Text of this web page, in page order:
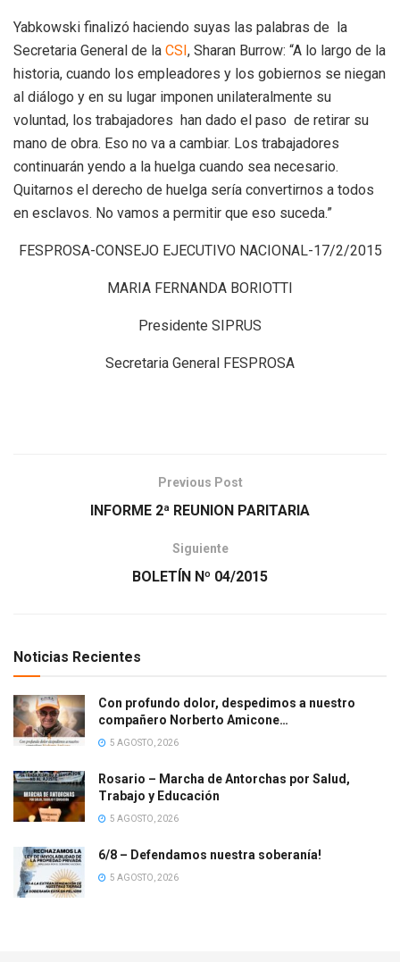
Yabkowski finalizó haciendo suyas las palabras de la
Secretaria General de la CSI, Sharan Burrow: “A lo largo de la
historia, cuando los empleadores y los gobiernos se niegan
al diálogo y en su lugar imponen unilateralmente su
voluntad, los trabajadores han dado el paso de retirar su
mano de obra. Eso no va a cambiar. Los trabajadores
continuarán yendo a la huelga cuando sea necesario.
Quitarnos el derecho de huelga sería convertirnos a todos
en esclavos. No vamos a permitir que eso suceda.”
FESPROSA-CONSEJO EJECUTIVO NACIONAL-17/2/2015
MARIA FERNANDA BORIOTTI
Presidente SIPRUS
Secretaria General FESPROSA
Previous Post
INFORME 2ª REUNION PARITARIA
Siguiente
BOLETÍN Nº 04/2015
Noticias Recientes
Con profundo dolor, despedimos a nuestro
compañero Norberto Amicone…
5 AGOSTO, 2026
Rosario – Marcha de Antorchas por Salud,
Trabajo y Educación
5 AGOSTO, 2026
6/8 – Defendamos nuestra soberanía!
5 AGOSTO, 2026